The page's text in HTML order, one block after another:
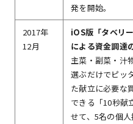
発を開始。
2017年
12月
iOS版「タベリ
による資金調達
主菜・副菜・汁
選ぶだけでピッ
た献立に必要な
できる「10秒献
せて、5名の個